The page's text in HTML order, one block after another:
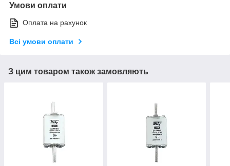
Умови оплати
Оплата на рахунок
Всі умови оплати
З цим товаром також замовляють